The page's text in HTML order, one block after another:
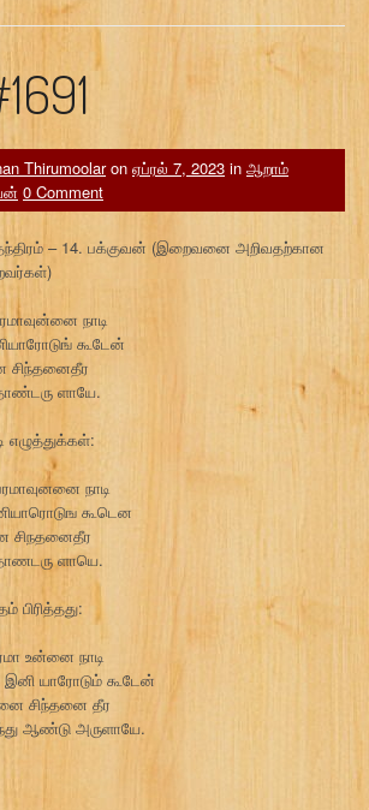
Thirumoolaron ஏப்ரல் 7, 2023 in ஆறாம்
0 Comment
– 14. பக்குவன் (இறைவனை அறிவதற்கான
நாடி
கூடேன்
சிந்தனைதீர
ளாயே.
எழுத்துக்கள்:
நாடி
கூடென
சிநதனைதீர
ளாயெ.
பிரித்தது:
உன்னை நாடி
இனி யாரோடும் கூடேன்
சிந்தனை தீர
ஆண்டு அருளாயே.